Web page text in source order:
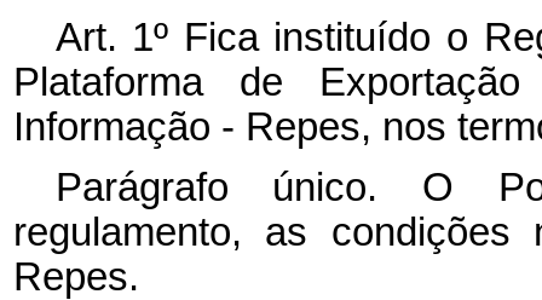
Art. 1º Fica instituído o
Plataforma de
Informação - Repes, nos
Parágrafo único. O
regulamento, as
Repes.